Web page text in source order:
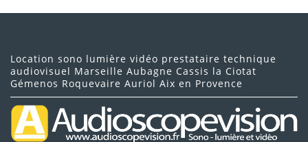
Location sono lumière vidéo prestataire technique
audiovisuel Marseille Aubagne Cassis la Ciotat
Gémenos Roquevaire Auriol Aix en Provence